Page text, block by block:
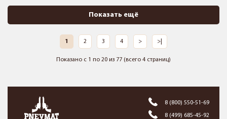
Показать ещё
1 2 3 4 > >|
Показано с 1 по 20 из 77 (всего 4 страниц)
8 (800) 550-51-69
8 (499) 685-45-92